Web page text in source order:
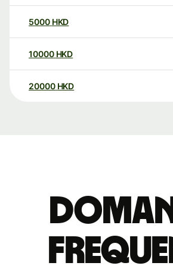
5000 HKD
10000 HKD
20000 HKD